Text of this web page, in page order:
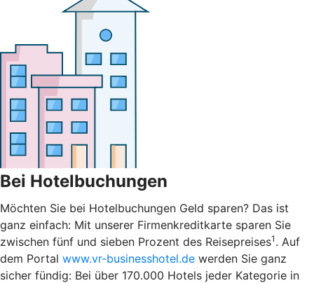
Bei Hotelbuchungen
Möchten Sie bei Hotelbuchungen Geld sparen? Das ist
ganz einfach: Mit unserer Firmenkreditkarte sparen Sie
zwischen fünf und sieben Prozent des Reisepreises1 . Auf
dem Portal www.vr-businesshotel.de werden Sie ganz
sicher fündig: Bei über 170.000 Hotels jeder Kategorie in